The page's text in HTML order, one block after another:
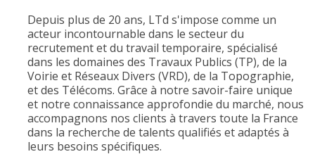
Depuis plus de 20 ans, LTd s'impose comme un
acteur incontournable dans le secteur du
recrutement et du travail temporaire, spécialisé
dans les domaines des Travaux Publics (TP), de la
Voirie et Réseaux Divers (VRD), de la Topographie,
et des Télécoms. Grâce à notre savoir-faire unique
et notre connaissance approfondie du marché, nous
accompagnons nos clients à travers toute la France
dans la recherche de talents qualifiés et adaptés à
leurs besoins spécifiques.